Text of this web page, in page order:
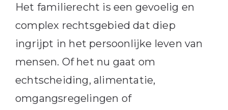
Het familierecht is een gevoelig en
complex rechtsgebied dat diep
ingrijpt in het persoonlijke leven van
mensen. Of het nu gaat om
echtscheiding, alimentatie,
omgangsregelingen of